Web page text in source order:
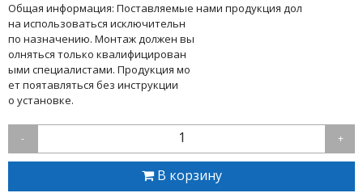
Общая информация: Поставляемые нами продукция дол
на использоваться исключительн
по назначению. Монтаж должен вы
олняться только квалифицирован
ыми специалистами. Продукция мо
ет поятавляться без инструкции
о установке.
- 1 +
В корзину